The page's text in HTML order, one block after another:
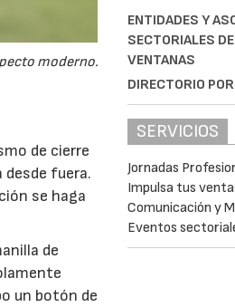
moderno.
de cierre
fuera.
se haga
de
un botón de
ENTIDADES Y
SECTORIALES
VENTANAS
DIRECTORIO
SERVICIOS
Jornadas
Impulsa tus
Comunicación y
Eventos